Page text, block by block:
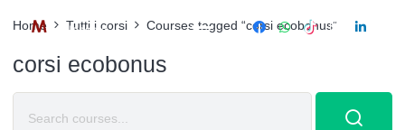
Home Tutti i corsi Courses tagged “corsi ecobonus”
corsi ecobonus